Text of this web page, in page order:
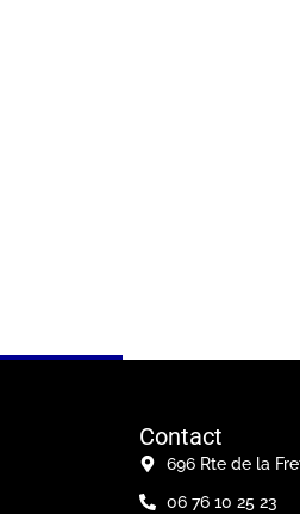
Contact
696 Rte de la
06 76 10 25 23